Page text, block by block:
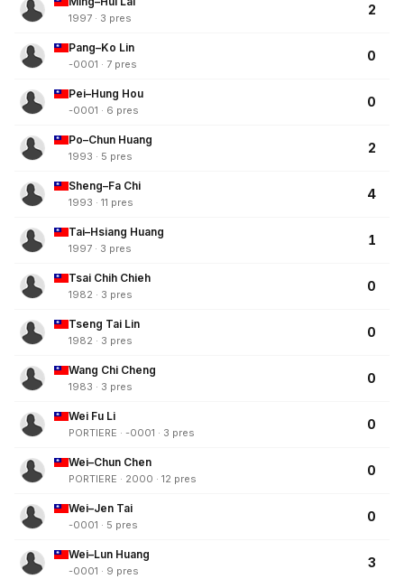
1997 · 3 pres
2
Pang–Ko Lin
-0001 · 7 pres
0
Pei–Hung Hou
-0001 · 6 pres
0
Po–Chun Huang
1993 · 5 pres
2
Sheng–Fa Chi
1993 · 11 pres
4
Tai–Hsiang Huang
1997 · 3 pres
1
Tsai Chih Chieh
1982 · 3 pres
0
Tseng Tai Lin
1982 · 3 pres
0
Wang Chi Cheng
1983 · 3 pres
0
Wei Fu Li
PORTIERE · -0001 · 3 pres
0
Wei–Chun Chen
PORTIERE · 2000 · 12 pres
0
Wei–Jen Tai
-0001 · 5 pres
0
Wei–Lun Huang
-0001 · 9 pres
3